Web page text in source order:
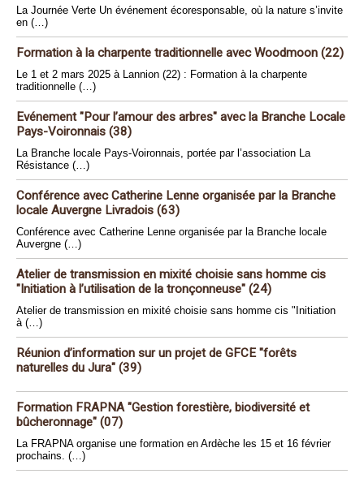
La Journée Verte Un événement écoresponsable, où la nature s’invite
en (…)
Formation à la charpente traditionnelle avec Woodmoon (22)
Le 1 et 2 mars 2025 à Lannion (22) : Formation à la charpente
traditionnelle (…)
Evénement "Pour l’amour des arbres" avec la Branche Locale
Pays-Voironnais (38)
La Branche locale Pays-Voironnais, portée par l’association La
Résistance (…)
Conférence avec Catherine Lenne organisée par la Branche
locale Auvergne Livradois (63)
Conférence avec Catherine Lenne organisée par la Branche locale
Auvergne (…)
Atelier de transmission en mixité choisie sans homme cis
"Initiation à l’utilisation de la tronçonneuse" (24)
Atelier de transmission en mixité choisie sans homme cis "Initiation
à (…)
Réunion d’information sur un projet de GFCE "forêts
naturelles du Jura" (39)
Formation FRAPNA "Gestion forestière, biodiversité et
bûcheronnage" (07)
La FRAPNA organise une formation en Ardèche les 15 et 16 février
prochains. (…)